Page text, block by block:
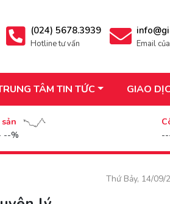
(024) 5678.3939
Hotline tư vấn Email
TÂM TIN TỨC GIAO
--%
Thứ Bảy, 14/09/